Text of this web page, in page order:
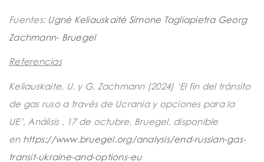
Fuentes: Ugnė Keliauskaitė Simone Tagliapietra Georg
Zachmann- Bruegel
Referencias
Keliauskaite, U. y G. Zachmann (2024) ‘El fin del tránsito
de gas ruso a través de Ucrania y opciones para la
UE’, Análisis, 17 de octubre, Bruegel, disponible
en https://www.bruegel.org/analysis/end-russian-gas-
transit-ukraine-and-options-eu